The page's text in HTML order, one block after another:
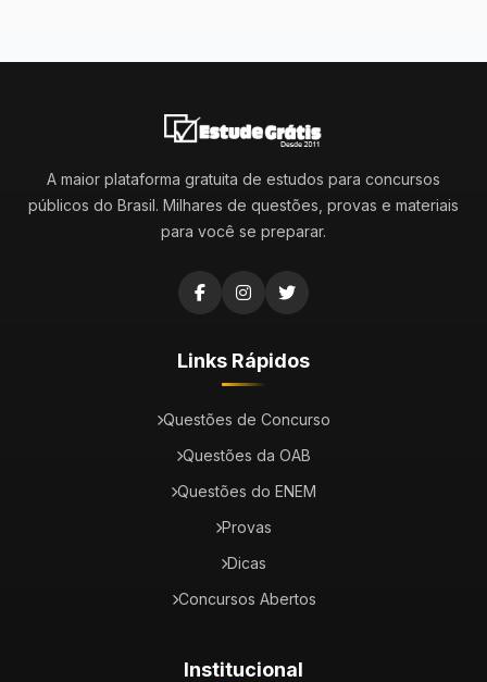
A maior plataforma gratuita de estudos para concursos
públicos do Brasil. Milhares de questões, provas e materiais
para você se preparar.
Links Rápidos
Questões de Concurso
Questões da OAB
Questões do ENEM
Provas
Dicas
Concursos Abertos
Institucional